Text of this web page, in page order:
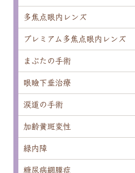
多焦点眼内レンズ
プレミアム多焦点眼内レンズ
まぶたの手術
眼瞼下垂治療
涙道の手術
加齢黄斑変性
緑内障
糖尿病網膜症